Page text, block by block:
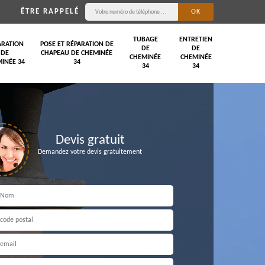
ÊTRE RAPPELÉ
DE
34
POSE ET RÉPARATION DE
CHAPEAU DE CHEMINÉE
34
TUBAGE
DE
CHEMINÉE
34
ENTRETIEN
DE
CHEMINÉE
34
Devis gratuit
Demandez votre devis gratuitement